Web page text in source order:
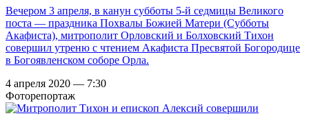
Вечером 3 апреля, в канун субботы 5-й седмицы Великого
поста — праздника Похвалы Божией Матери (Субботы
Акафиста), митрополит Орловский и Болховский Тихон
совершил утреню с чтением Акафиста Пресвятой Богородице
в Богоявленском соборе Орла.
4 апреля 2020 — 7:30
Фоторепортаж